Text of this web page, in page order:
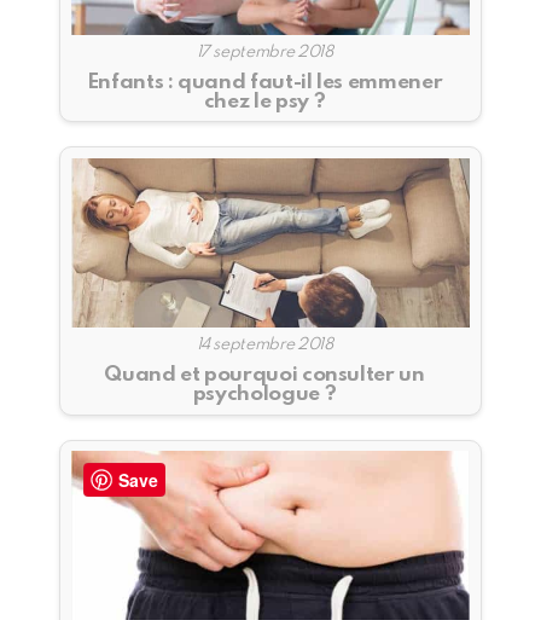
17 septembre 2018
Enfants : quand faut-il les emmener
chez le psy ?
14 septembre 2018
Quand et pourquoi consulter un
psychologue ?
Save